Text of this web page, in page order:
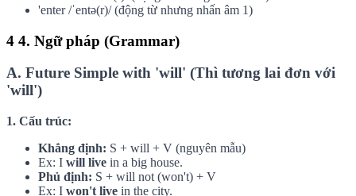
'enter /ˈentə(r)/ (động từ nhưng nhấn âm 1)
4 4. Ngữ pháp (Grammar)
A. Future Simple with 'will' (Thì tương lai đơn với
'will')
1. Cấu trúc:
Khẳng định: S + will + V (nguyên mẫu)
Ex: I will live in a big house.
Phủ định: S + will not (won't) + V
Ex: I won't live in the city.